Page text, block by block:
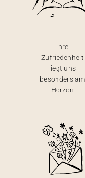
Ihre
Zufriedenheit
liegt uns
besonders am
Herzen